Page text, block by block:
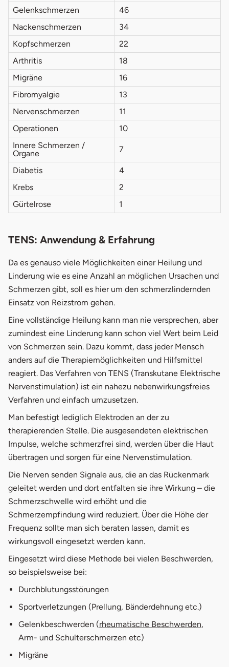
Gelenkschmerzen
46
Nackenschmerzen
34
Kopfschmerzen
22
Arthritis
18
Migräne
16
Fibromyalgie
13
Nervenschmerzen
11
Operationen
10
Innere Schmerzen /
Organe
7
Diabetis
4
Krebs
2
Gürtelrose
1
TENS: Anwendung & Erfahrung
Da es genauso viele Möglichkeiten einer Heilung und
Linderung wie es eine Anzahl an möglichen Ursachen und
Schmerzen gibt, soll es hier um den schmerzlindernden
Einsatz von Reizstrom gehen.
Eine vollständige Heilung kann man nie versprechen, aber
zumindest eine Linderung kann schon viel Wert beim Leid
von Schmerzen sein. Dazu kommt, dass jeder Mensch
anders auf die Therapiemöglichkeiten und Hilfsmittel
reagiert. Das Verfahren von TENS (Transkutane Elektrische
Nervenstimulation) ist ein nahezu nebenwirkungsfreies
Verfahren und einfach umzusetzen.
Man befestigt lediglich Elektroden an der zu
therapierenden Stelle. Die ausgesendeten elektrischen
Impulse, welche schmerzfrei sind, werden über die Haut
übertragen und sorgen für eine Nervenstimulation.
Die Nerven senden Signale aus, die an das Rückenmark
geleitet werden und dort entfalten sie ihre Wirkung – die
Schmerzschwelle wird erhöht und die
Schmerzempfindung wird reduziert. Über die Höhe der
Frequenz sollte man sich beraten lassen, damit es
wirkungsvoll eingesetzt werden kann.
Eingesetzt wird diese Methode bei vielen Beschwerden,
so beispielsweise bei:
Durchblutungsstörungen
Sportverletzungen (Prellung, Bänderdehnung etc.)
Gelenkbeschwerden (rheumatische Beschwerden,
Arm- und Schulterschmerzen etc)
Migräne